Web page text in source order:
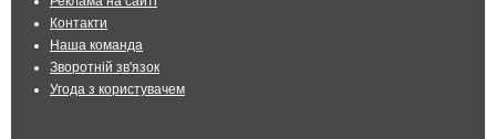
Контакти
Наша команда
Зворотній зв'язок
Угода з користувачем